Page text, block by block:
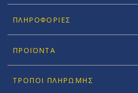
ΠΛΗΡΟΦΟΡΊΕΣ
ΠΡΟΪΟΝΤΑ
ΤΡΌΠΟΙ ΠΛΗΡΩΜΉΣ